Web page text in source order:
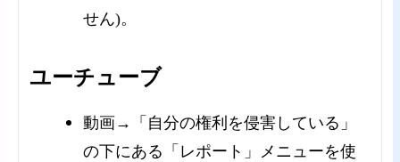
せん)。
ユーチューブ
動画→「自分の権利を侵害している」
の下にある「レポート」メニューを使